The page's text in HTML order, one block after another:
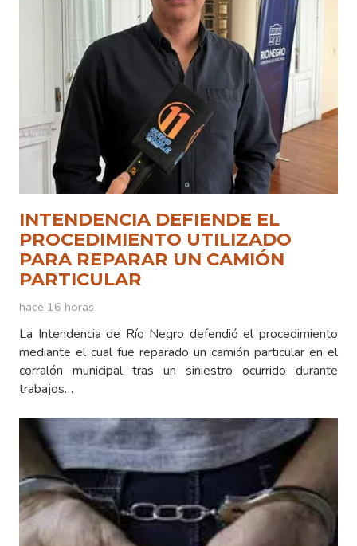
INTENDENCIA DEFIENDE EL
PROCEDIMIENTO UTILIZADO
PARA REPARAR UN CAMIÓN
PARTICULAR
hace 16 horas
La Intendencia de Río Negro defendió el procedimiento
mediante el cual fue reparado un camión particular en el
corralón municipal tras un siniestro ocurrido durante
trabajos…